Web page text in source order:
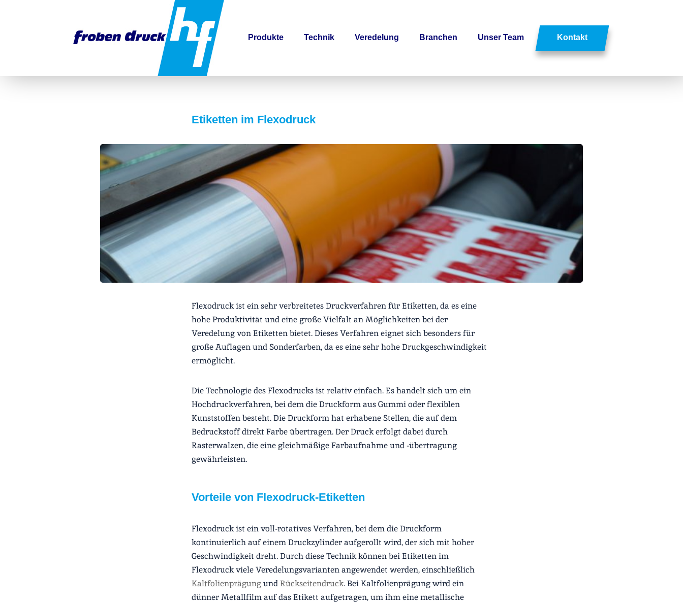
Produkte Technik Veredelung Branchen Unser Team Kontakt
Etiketten im Flexodruck
Flexodruck ist ein sehr verbreitetes Druckverfahren für Etiketten, da es eine
hohe Produktivität und eine große Vielfalt an Möglichkeiten bei der
Veredelung von Etiketten bietet. Dieses Verfahren eignet sich besonders für
große Auflagen und Sonderfarben, da es eine sehr hohe Druckgeschwindigkeit
ermöglicht.
Die Technologie des Flexodrucks ist relativ einfach. Es handelt sich um ein
Hochdruckverfahren, bei dem die Druckform aus Gummi oder flexiblen
Kunststoffen besteht. Die Druckform hat erhabene Stellen, die auf dem
Bedruckstoff direkt Farbe übertragen. Der Druck erfolgt dabei durch
Rasterwalzen, die eine gleichmäßige Farbaufnahme und -übertragung
gewährleisten.
Vorteile von Flexodruck-Etiketten
Flexodruck ist ein voll-rotatives Verfahren, bei dem die Druckform
kontinuierlich auf einem Druckzylinder aufgerollt wird, der sich mit hoher
Geschwindigkeit dreht. Durch diese Technik können bei Etiketten im
Flexodruck viele Veredelungsvarianten angewendet werden, einschließlich
KaltfolienprägungundRückseitendruck. Bei Kaltfolienprägung wird ein
dünner Metallfilm auf das Etikett aufgetragen, um ihm eine metallische